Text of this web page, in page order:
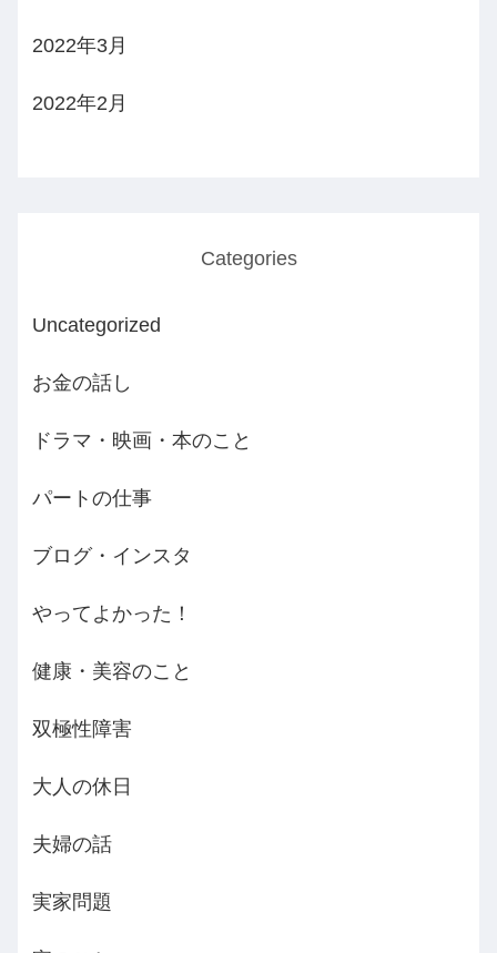
2022年3月
2022年2月
Categories
Uncategorized
お金の話し
ドラマ・映画・本のこと
パートの仕事
ブログ・インスタ
やってよかった！
健康・美容のこと
双極性障害
大人の休日
夫婦の話
実家問題